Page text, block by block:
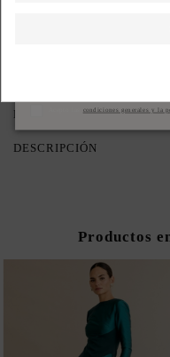
DESCRIPCIÓN CORTA
DESCRIPCIÓN
Productos
condiciones generales y la